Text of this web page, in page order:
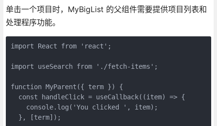
单击一个项目时，MyBigList 的父组件需要提供项目列表和
处理程序功能。
import React from 'react';
import useSearch from './fetch-items';
function MyParent({ term }) {
  const handleClick = useCallback((item) => {
    console.log('You clicked ', item);
  }, [term]);